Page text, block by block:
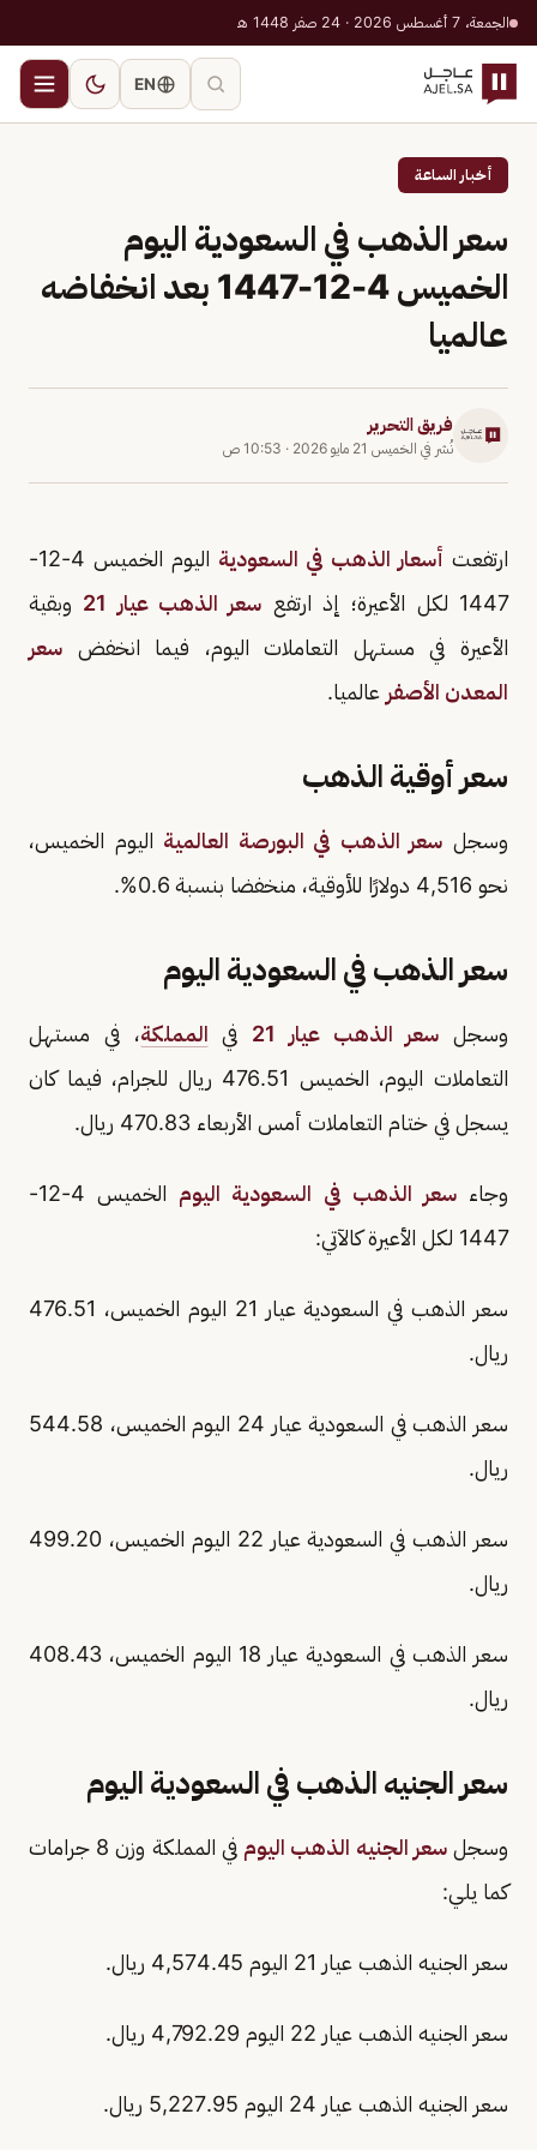
الجمعة، 7 أغسطس 2026 · 24 صفر 1448 هـ
EN
أخبار الساعة
سعر الذهب في السعودية اليوم
الخميس 4-12-1447 بعد انخفاضه
عالميا
فريق التحرير
نُشر في الخميس 21 مايو 2026 · 10:53 ص
ارتفعت أسعار الذهب في السعودية
اليوم الخميس 4-12-
1447 لكل الأعيرة؛ إذ ارتفع
سعر الذهب عيار 21
وبقية
الأعيرة في مستهل التعاملات اليوم، فيما انخفض سعر
المعدن الأصفر عالميا.
سعر أوقية الذهب
وسجل سعر الذهب في البورصة العالمية اليوم الخميس،
نحو 4,516 دولارًا للأوقية، منخفضا بنسبة 0.6%.
سعر الذهب في السعودية اليوم
وسجل سعر الذهب عيار 21 في المملكة، في مستهل
التعاملات اليوم، الخميس 476.51 ريال للجرام، فيما كان
يسجل في ختام التعاملات أمس الأربعاء 470.83 ريال.
وجاءسعر الذهب في السعودية اليوم
الخميس 4-12-
1447 لكل الأعيرة كالآتي:
سعر الذهب في السعودية عيار 21 اليوم الخميس، 476.51
ريال.
سعر الذهب في السعودية عيار 24 اليوم الخميس، 544.58
ريال.
سعر الذهب في السعودية عيار 22 اليوم الخميس، 499.20
ريال.
سعر الذهب في السعودية عيار 18 اليوم الخميس، 408.43
ريال.
سعر الجنيه الذهب في السعودية اليوم
وسجلسعر الجنيه الذهب اليوم
في المملكة وزن 8 جرامات
كما يلي:
سعر الجنيه الذهب عيار 21 اليوم 4,574.45 ريال.
سعر الجنيه الذهب عيار 22 اليوم 4,792.29 ريال.
سعر الجنيه الذهب عيار 24 اليوم 5,227.95 ريال.